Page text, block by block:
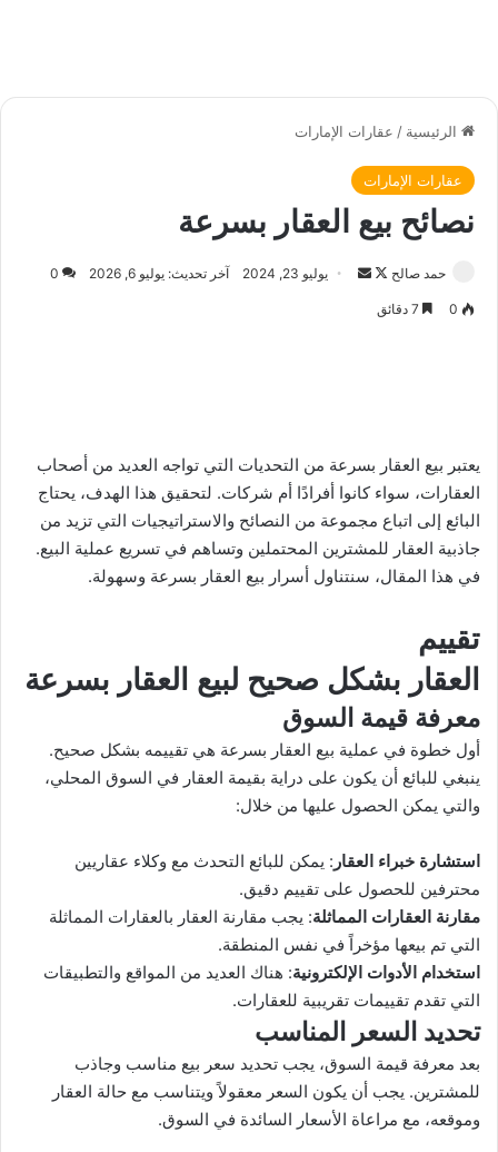
الرئيسية / عقارات الإمارات
عقارات الإمارات
نصائح بيع العقار بسرعة
حمد صالح
ت
X
ا
ن
يوليو 23, 2024 آخر تحديث: يوليو 6, 2026 0
0
يعتبر بيع العقار بسرعة من التحديات التي تواجه العديد من أصحاب
العقارات، سواء كانوا أفرادًا أم شركات. لتحقيق هذا الهدف، يحتاج
البائع إلى اتباع مجموعة من النصائح والاستراتيجيات التي تزيد من
جاذبية العقار للمشترين المحتملين وتساهم في تسريع عملية البيع.
في هذا المقال، سنتناول أسرار بيع العقار بسرعة وسهولة.
تقييم
العقار بشكل صحيح لبيع العقار بسرعة
معرفة قيمة السوق
أول خطوة في عملية بيع العقار بسرعة هي تقييمه بشكل صحيح.
ينبغي للبائع أن يكون على دراية بقيمة العقار في السوق المحلي،
والتي يمكن الحصول عليها من خلال:
استشارة خبراء العقار : يمكن للبائع التحدث مع وكلاء عقاريين
محترفين للحصول على تقييم دقيق.
مقارنة العقارات المماثلة: يجب مقارنة العقار بالعقارات المماثلة
التي تم بيعها مؤخراً في نفس المنطقة.
استخدام الأدوات الإلكترونية: هناك العديد من المواقع والتطبيقات
التي تقدم تقييمات تقريبية للعقارات.
تحديد السعر المناسب
بعد معرفة قيمة السوق، يجب تحديد سعر بيع مناسب وجاذب
للمشترين. يجب أن يكون السعر معقولاً ويتناسب مع حالة العقار
وموقعه، مع مراعاة الأسعار السائدة في السوق.